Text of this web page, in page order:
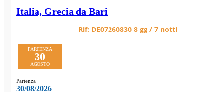
Italia, Grecia da Bari
Rif: DE07260830 8 gg / 7 notti
PARTENZA
30
AGOSTO
Partenza
30/08/2026